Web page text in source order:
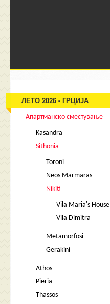
ЛЕТО 2026 - ГРЦИЈА
Апартманско сместување
Kasandra
Sithonia
Toroni
Neos Marmaras
Nikiti
Vila Maria's House
Vila Dimitra
Metamorfosi
Gerakini
Athos
Pieria
Thassos